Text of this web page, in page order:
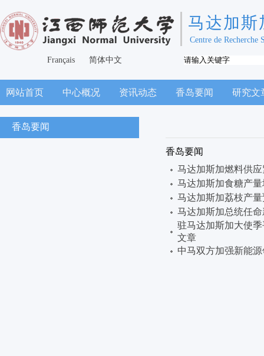
马达加斯
Centre de Recherche
Français 简体中文
网站首页 中心概况 资讯动态 香岛要闻 研究文
香岛要闻
香岛要闻
马达加斯加燃料供
马达加斯加食糖产
马达加斯加荔枝产
马达加斯加总统任
驻马达加斯加大使
文章
中马双方加强新能